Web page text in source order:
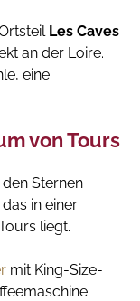
Les Caves
an der Loire.
eine
von Tours
Sternen
in einer
liegt.
mit King-Size-